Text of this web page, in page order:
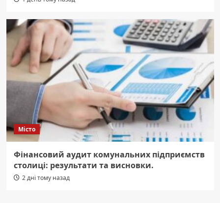
Місто
Фінансовий аудит комунальних підприємств
столиці: результати та висновки.
2 дні тому назад